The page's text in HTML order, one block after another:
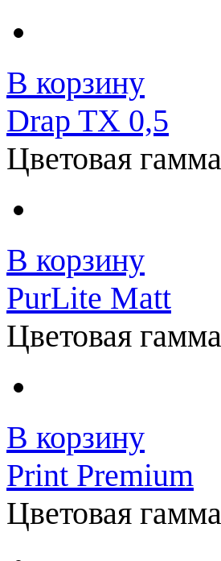
В корзину
Drap TX 0,5
Цветовая гамма
В корзину
PurLite Matt
Цветовая гамма
В корзину
Print Premium
Цветовая гамма